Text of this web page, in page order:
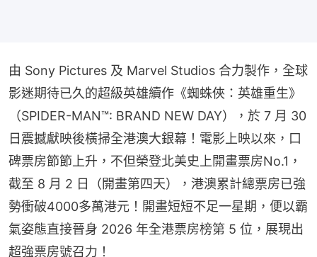
由 Sony Pictures 及 Marvel Studios 合力製作，全球
影迷期待已久的超級英雄續作《蜘蛛俠：英雄重生》
（SPIDER-MAN™: BRAND NEW DAY），於 7 月 30
日震撼獻映後橫掃全港澳大銀幕！電影上映以來，口
碑票房節節上升，不但榮登北美史上開畫票房No.1，
截至 8 月 2 日（開畫第四天），港澳累計總票房已強
勢衝破4000多萬港元！開畫短短不足一星期，便以霸
氣姿態直接晉身 2026 年全港票房榜第 5 位，展現出
超強票房號召力！